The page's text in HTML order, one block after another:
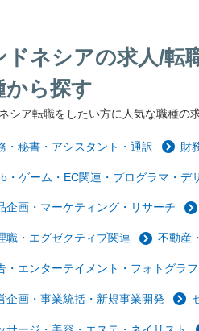
ドネシアの求人/転
から探す
シア転職をしたい方に人気な職種の
・秘書・アシスタント・通訳 財
・ゲーム・EC関連・プログラマ・デ
企画・マーケティング・リサーチ
職・エグゼクティブ関連 不動産
・エンターテイメント・フォトグラ
企画・事業統括・新規事業開発